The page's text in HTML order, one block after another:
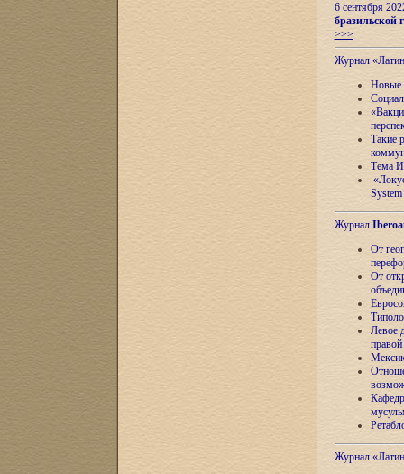
6 сентября
бразильской
>>>
Журнал
Новые
Такие
Тема
Журнал
От
От
Левое
Журнал